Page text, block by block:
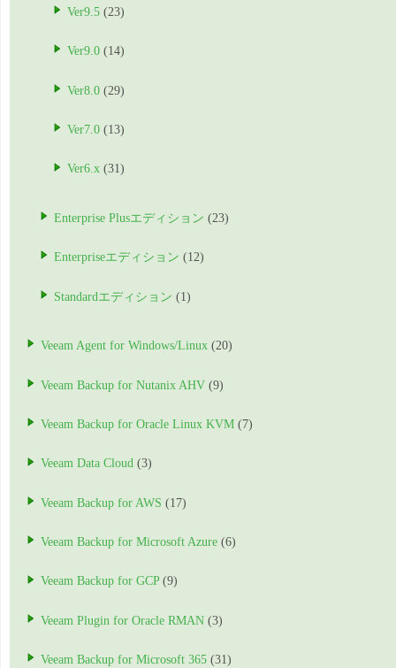
Ver9.5 (23)
Ver9.0 (14)
Ver8.0 (29)
Ver7.0 (13)
Ver6.x (31)
Enterprise Plusエディション (23)
Enterpriseエディション (12)
Standardエディション (1)
Veeam Agent for Windows/Linux (20)
Veeam Backup for Nutanix AHV (9)
Veeam Backup for Oracle Linux KVM (7)
Veeam Data Cloud (3)
Veeam Backup for AWS (17)
Veeam Backup for Microsoft Azure (6)
Veeam Backup for GCP(9)
Veeam Plugin for Oracle RMAN (3)
Veeam Backup for Microsoft 365 (31)